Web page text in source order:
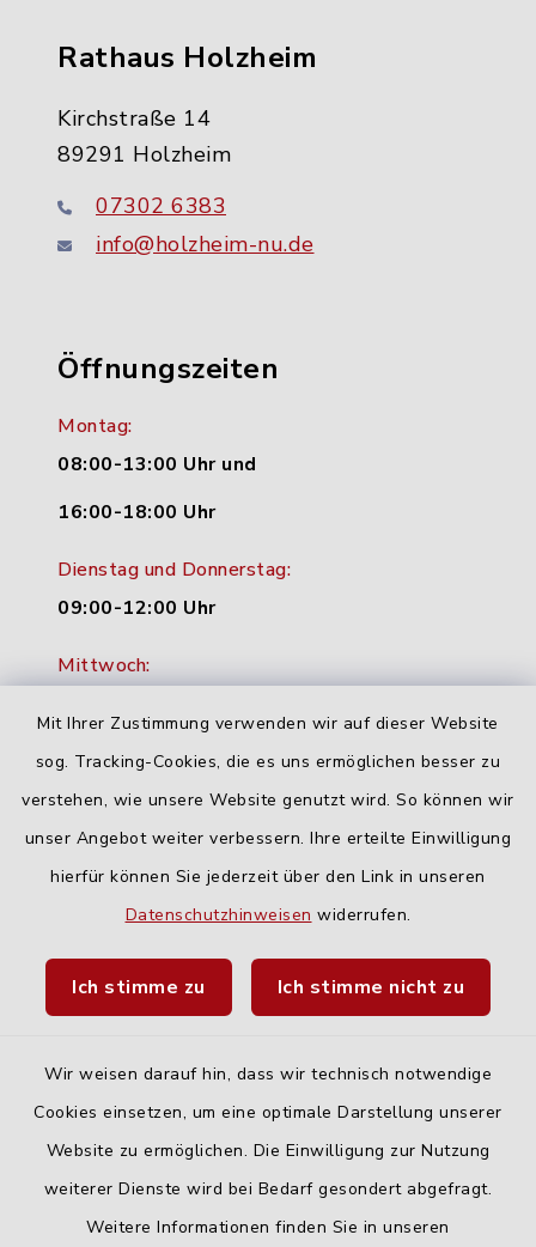
Mit Ihrer Zustimmung verwenden wir auf dieser Website
sog. Tracking-Cookies, die es uns ermöglichen besser zu
verstehen, wie unsere Website genutzt wird. So können wir
unser Angebot weiter verbessern. Ihre erteilte Einwilligung
hierfür können Sie jederzeit über den Link in unseren
Datenschutzhinweisen widerrufen.
Ich stimme zu Ich stimme nicht zu
Wir weisen darauf hin, dass wir technisch notwendige
Cookies einsetzen, um eine optimale Darstellung unserer
Website zu ermöglichen. Die Einwilligung zur Nutzung
weiterer Dienste wird bei Bedarf gesondert abgefragt.
Weitere Informationen finden Sie in unseren
Rathaus Holzheim
Kirchstraße 14
89291 Holzheim
07302 6383
info@holzheim-nu.de
Öffnungszeiten
Montag:
08:00-13:00 Uhr und
16:00-18:00 Uhr
Dienstag und Donnerstag:
09:00-12:00 Uhr
Mittwoch:
Freitag:
geschlossen
Quicklinks
Fahrplanauskunft DING
Barrierefreiheit